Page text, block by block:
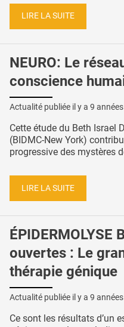
LIRE LA SUITE
NEURO: Le
conscience
Actualité publiée il y a 9
Cette étude du Beth Israel
(BIDMC-New York)
progressive des mystères
LIRE LA SUITE
ÉPIDERMOLYSE
ouvertes : Le
thérapie génique
Actualité publiée il y a 9
Ce sont les résultats d’un